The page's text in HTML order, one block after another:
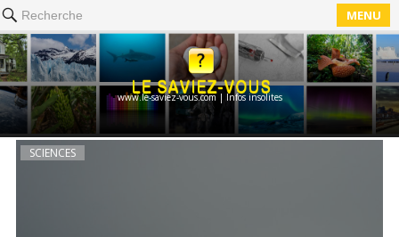
Recherche MENU
www.le-saviez-vous.com | Infos insolites
SCIENCES